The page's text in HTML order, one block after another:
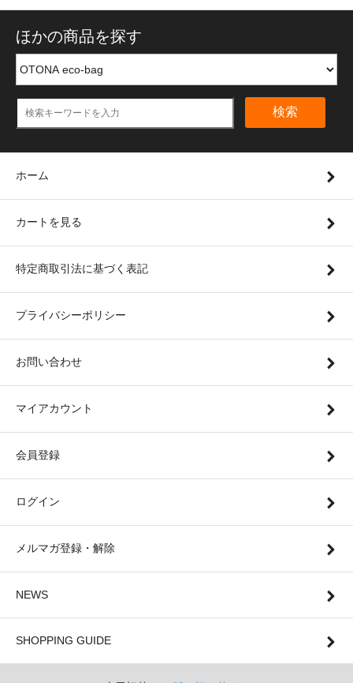
ほかの商品を探す
検索
ホーム
カートを見る
特定商取引法に基づく表記
プライバシーポリシー
お問い合わせ
マイアカウント
会員登録
ログイン
メルマガ登録・解除
NEWS
SHOPPING GUIDE